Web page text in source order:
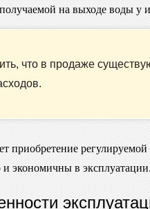
на выходе воды у
что в продаже
регулируемой
экономичны в эксплуатации.